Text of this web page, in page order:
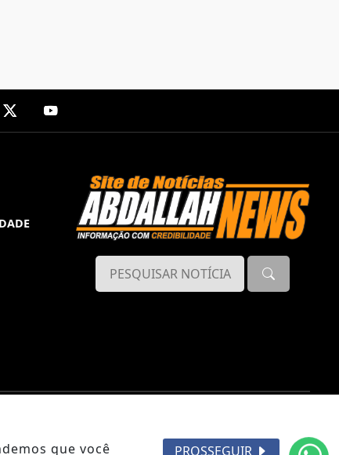
que você PROSSEGUIR